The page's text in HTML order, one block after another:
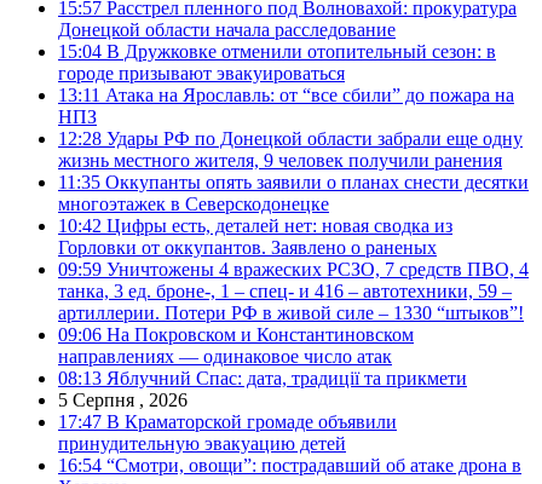
15:57 Расстрел пленного под Волновахой: прокуратура
Донецкой области начала расследование
15:04 В Дружковке отменили отопительный сезон: в
городе призывают эвакуироваться
13:11 Атака на Ярославль: от “все сбили” до пожара на
НПЗ
12:28 Удары РФ по Донецкой области забрали еще одну
жизнь местного жителя, 9 человек получили ранения
11:35 Оккупанты опять заявили о планах снести десятки
многоэтажек в Северскодонецке
10:42 Цифры есть, деталей нет: новая сводка из
Горловки от оккупантов. Заявлено о раненых
09:59 Уничтожены 4 вражеских РСЗО, 7 средств ПВО, 4
танка, 3 ед. броне-, 1 – спец- и 416 – автотехники, 59 –
артиллерии. Потери РФ в живой силе – 1330 “штыков”!
09:06 На Покровском и Константиновском
направлениях — одинаковое число атак
08:13 Яблучний Спас: дата, традиції та прикмети
5 Серпня , 2026
17:47 В Краматорской громаде объявили
принудительную эвакуацию детей
16:54 “Смотри, овощи”: пострадавший об атаке дрона в